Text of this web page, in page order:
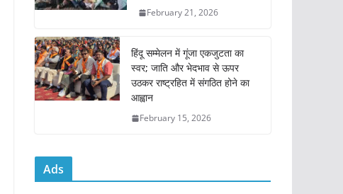
February 21, 2026
हिंदू सम्मेलन में गूंजा एकजुटता का
स्वर; जाति और भेदभाव से ऊपर
उठकर राष्ट्रहित में संगठित होने का
आह्वान
February 15, 2026
Ads